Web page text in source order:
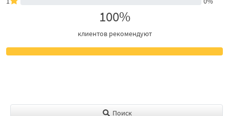
100%
клиентов рекомендуют
Поиск